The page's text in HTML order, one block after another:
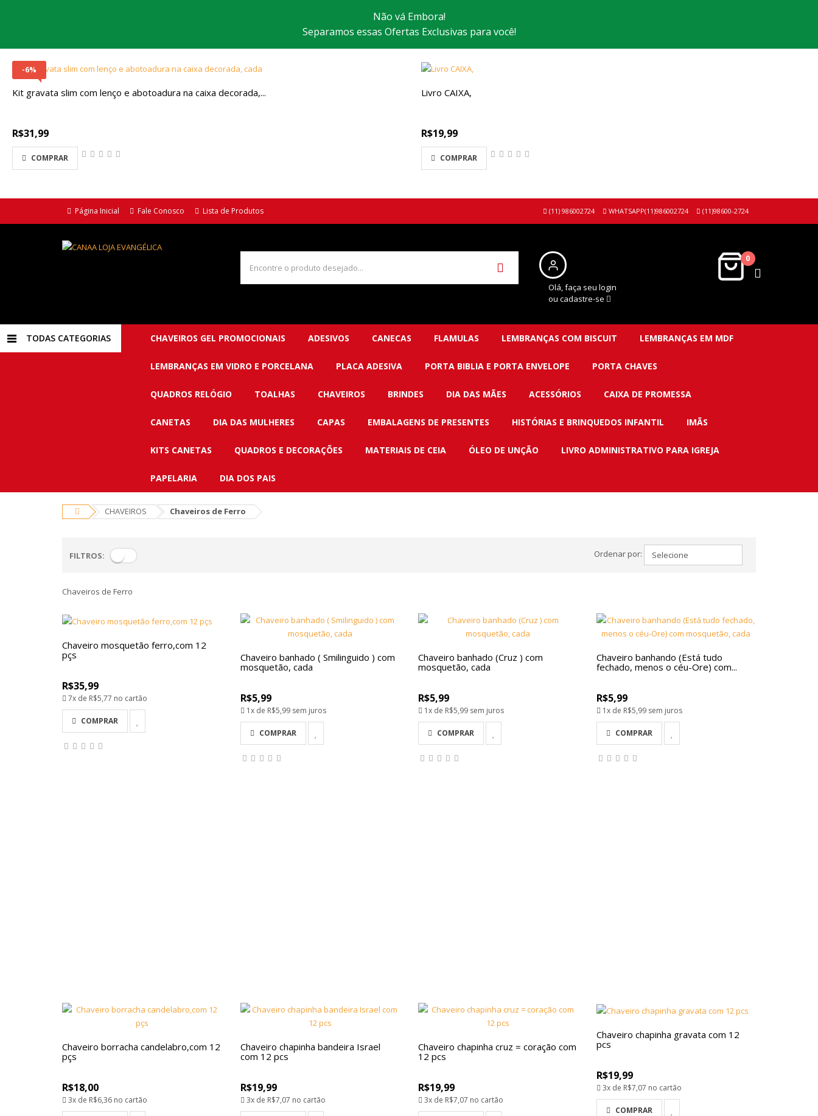
Não vá Embora!
Separamos essas Ofertas Exclusivas para você!
-6%
Kit gravata slim com lenço e abotoadura na caixa decorada,...
R$31,99
COMPRAR
Livro CAIXA,
R$19,99
COMPRAR
Página Inicial Fale Conosco Lista de Produtos (11) 986002724 WHATSAPP(11)986002724 (11)98600-2724
Olá, faça seu login
ou cadastre-se
0
TODAS CATEGORIAS CHAVEIROS GEL PROMOCIONAIS ADESIVOS CANECAS FLAMULAS LEMBRANÇAS COM BISCUIT LEMBRANÇAS EM MDF
LEMBRANÇAS EM VIDRO E PORCELANA PLACA ADESIVA PORTA BIBLIA E PORTA ENVELOPE PORTA CHAVES
QUADROS RELÓGIO TOALHAS CHAVEIROS BRINDES DIA DAS MÃES ACESSÓRIOS CAIXA DE PROMESSA
CANETAS DIA DAS MULHERES CAPAS EMBALAGENS DE PRESENTES HISTÓRIAS E BRINQUEDOS INFANTIL IMÃS
KITS CANETAS QUADROS E DECORAÇÕES MATERIAIS DE CEIA ÓLEO DE UNÇÃO LIVRO ADMINISTRATIVO PARA IGREJA
PAPELARIA DIA DOS PAIS
CHAVEIROS Chaveiros de Ferro
FILTROS: Ordenar por:
Chaveiros de Ferro
Chaveiro mosquetão ferro,com 12
pçs
R$35,99
7x de R$5,77 no cartão
COMPRAR
Chaveiro banhado ( Smilinguido ) com
mosquetão, cada
R$5,99
1x de R$5,99 sem juros
COMPRAR
Chaveiro banhado (Cruz ) com
mosquetão, cada
R$5,99
1x de R$5,99 sem juros
COMPRAR
Chaveiro banhando (Está tudo
fechado, menos o céu-Ore) com...
R$5,99
1x de R$5,99 sem juros
COMPRAR
Chaveiro borracha candelabro,com 12
pçs
R$18,00
3x de R$6,36 no cartão
Chaveiro chapinha bandeira Israel
com 12 pcs
R$19,99
3x de R$7,07 no cartão
Chaveiro chapinha cruz = coração com
12 pcs
R$19,99
3x de R$7,07 no cartão
Chaveiro chapinha gravata com 12
pcs
R$19,99
3x de R$7,07 no cartão
COMPRAR